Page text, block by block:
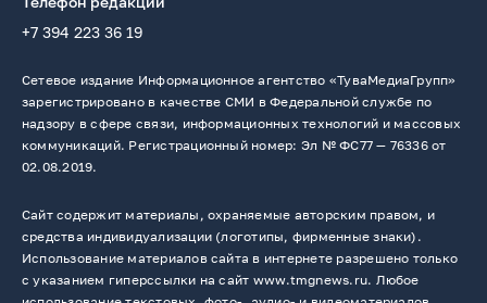
+7 394 223 36 19
Сетевое издание Информационное агентство «ТуваМедиаГрупп»
зарегистрировано в качестве СМИ в Федеральной службе по
надзору в сфере связи, информационных технологий и массовых
коммуникаций. Регистрационный номер: Эл № ФС77 — 76336 от
02.08.2019.
Сайт содержит материалы, охраняемые авторским правом, и
средства индивидуализации (логотипы, фирменные знаки).
Использование материалов сайта в интернете разрешено только
с указанием гиперссылки на сайт www.tmgnews.ru. Любое